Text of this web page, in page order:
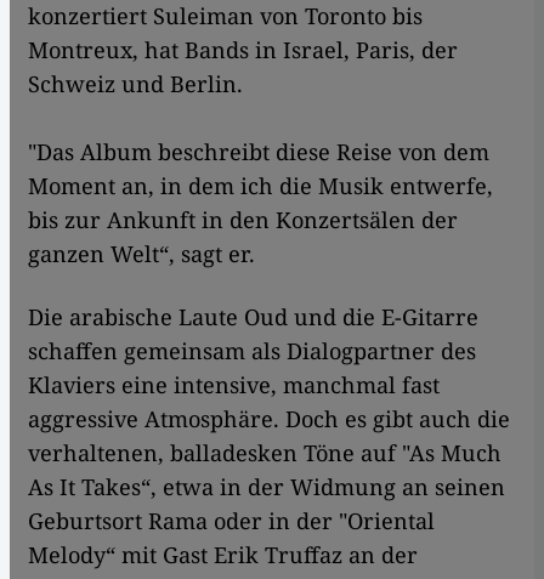
konzertiert Suleiman von Toronto bis
Montreux, hat Bands in Israel, Paris, der
Schweiz und Berlin.
"Das Album beschreibt diese Reise von dem
Moment an, in dem ich die Musik entwerfe,
bis zur Ankunft in den Konzertsälen der
ganzen Welt“, sagt er.
Die arabische Laute Oud und die E-Gitarre
schaffen gemeinsam als Dialogpartner des
Klaviers eine intensive, manchmal fast
aggressive Atmosphäre. Doch es gibt auch die
verhaltenen, balladesken Töne auf "As Much
As It Takes“, etwa in der Widmung an seinen
Geburtsort Rama oder in der "Oriental
Melody“ mit Gast Erik Truffaz an der